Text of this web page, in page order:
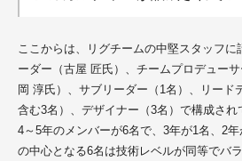
ここからは、リグチームの中堅スタッフに
ーダー（古屋 匠氏） 、チームプロデューサ
岡 淳氏）、サブリーダー（1名）、リード
含む3名）、デザイナー（3名）で構成さ
4～5年のメンバーが6名で、3年が1名、2
の中心となる6名は技術レベルが同等でバ